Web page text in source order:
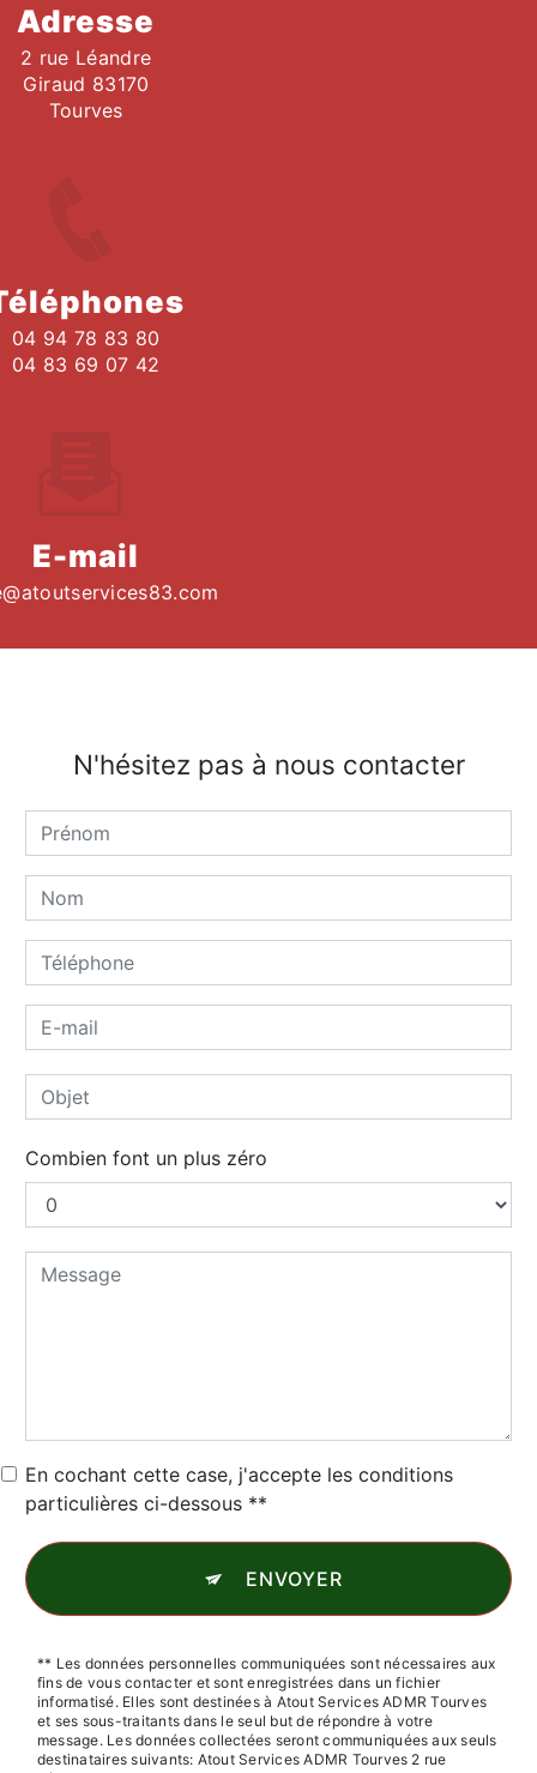
Adresse
2 rue Léandre
Giraud 83170
Tourves
04 94 78 83 80
04 83 69 07 42
E-mail
N'hésitez pas à nous contacter
Combien font un plus zéro
En cochant cette case, j'accepte les conditions
particulières ci-dessous **
ENVOYER
** Les données personnelles communiquées sont nécessaires aux
fins de vous contacter et sont enregistrées dans un fichier
informatisé. Elles sont destinées à Atout Services ADMR Tourves
et ses sous-traitants dans le seul but de répondre à votre
message. Les données collectées seront communiquées aux seuls
destinataires suivants: Atout Services ADMR Tourves 2 rue